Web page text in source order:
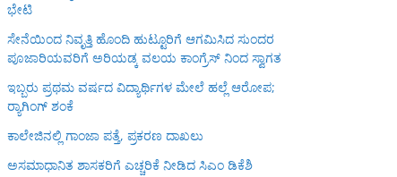
ಭೇಟಿ
ಸೇನೆಯಿಂದ ನಿವೃತ್ತಿ ಹೊಂದಿ ಹುಟ್ಟೂರಿಗೆ ಆಗಮಿಸಿದ ಸುಂದರ
ಪೂಜಾರಿಯವರಿಗೆ ಅರಿಯಡ್ಕ ವಲಯ ಕಾಂಗ್ರೆಸ್ ನಿಂದ ಸ್ವಾಗತ
ಇಬ್ಬರು ಪ್ರಥಮ ವರ್ಷದ ವಿದ್ಯಾರ್ಥಿಗಳ ಮೇಲೆ ಹಲ್ಲೆ ಆರೋಪ;
ರ‍್ಯಾಗಿಂಗ್ ಶಂಕೆ
ಕಾಲೇಜಿನಲ್ಲಿ ಗಾಂಜಾ ಪತ್ತೆ, ಪ್ರಕರಣ ದಾಖಲು
ಅಸಮಾಧಾನಿತ ಶಾಸಕರಿಗೆ ಎಚ್ಚರಿಕೆ ನೀಡಿದ ಸಿಎಂ ಡಿಕೆಶಿ